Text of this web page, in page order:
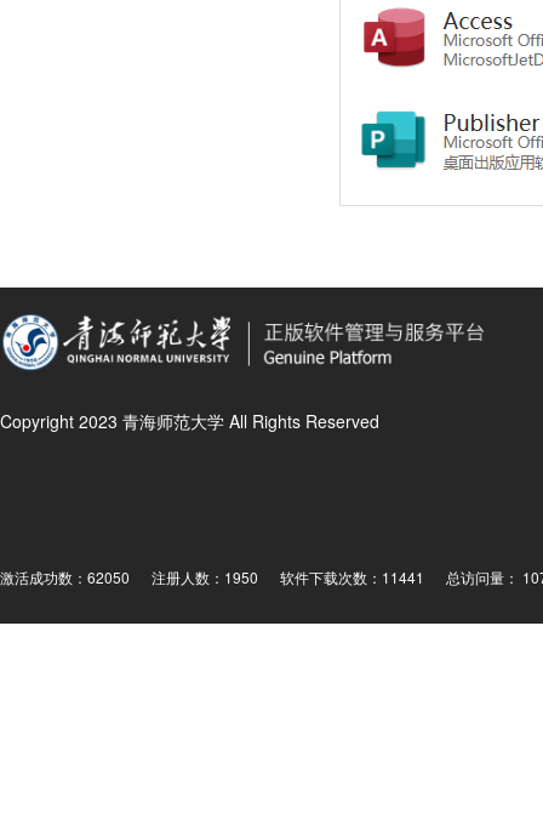
Copyright 2023 青海师范大学 All Rights Reserved
激活成功数：62050 注册人数：1950 软件下载次数：11441 总访问量：